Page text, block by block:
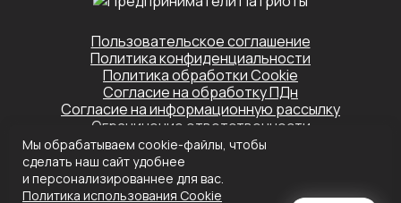
Пользовательское соглашение
Политика конфиденциальности
Политика обработки Cookie
Согласие на обработку ПДн
Согласие на информационную рассылку
Ограничение ответственности
Этот сайт защищён Yandex SmartCaptcha.
ПрименяютсяПолитика конфиденциальности
Мы обрабатываем cookie-файлы, чтобы
сделать наш сайт удобнее
и персонализированнее для вас.
Политика использования Сookie